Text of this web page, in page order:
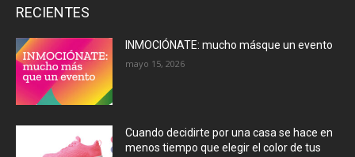
RECIENTES
INMOCIÓNATE: mucho másque un evento
mayo 15, 2026
Cuando decidirte por una casa se hace en
menos tiempo que elegir el color de tus